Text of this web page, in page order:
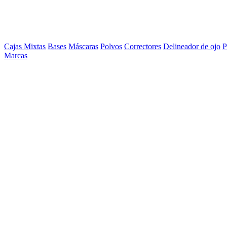
Cajas Mixtas Bases Máscaras Polvos Correctores Delineador de ojo
Marcas